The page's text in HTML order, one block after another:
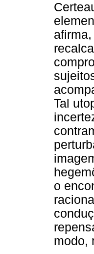
Tal
o
modo,